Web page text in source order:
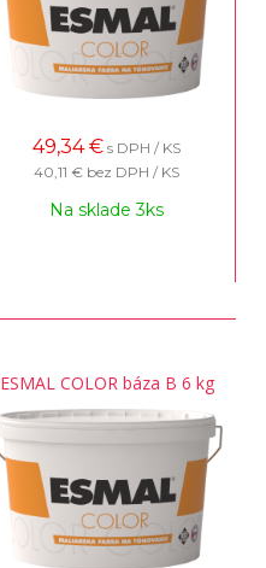
49,34 € s DPH / KS
40,11 € bez DPH / KS
Na sklade 3ks
ESMAL COLOR báza B 6 kg